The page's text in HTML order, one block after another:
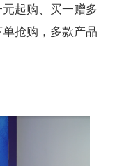
起购、买一赠多
抢购，多款产品